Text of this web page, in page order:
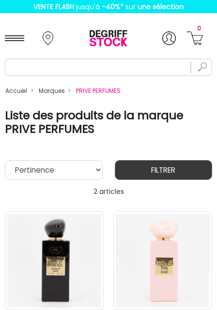
VENTE FLASH jusqu'à -40%* sur une sélection
0
Accueil Marques PRIVE PERFUMES
Liste des produits de la marque
PRIVE PERFUMES
2 articles
FILTRER